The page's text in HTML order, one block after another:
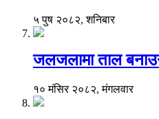
५ पुष २०८२, शनिबार
जलजलामा ताल
१० मंसिर २०८२, मंगलवार